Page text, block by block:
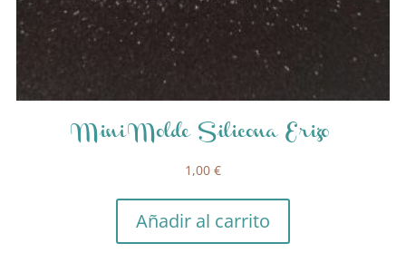
Mini Molde Silicona Erizo
1,00 €
Añadir al carrito